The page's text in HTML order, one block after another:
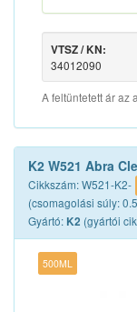
VTSZ / KN:
34012090
A feltüntetett ár az
K2 W521 Abra
Cikkszám: W521-K2-
(csomagolási súly:
Gyártó: K2 (gyártói
500ML